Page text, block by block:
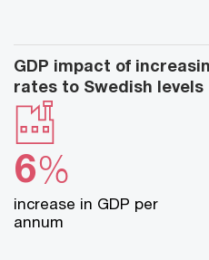
GDP impact of
rates to Swedish levels
6%
increase in GDP per
annum